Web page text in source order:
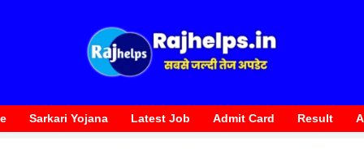
Sarkari Yojana Latest Job Admit Card Result